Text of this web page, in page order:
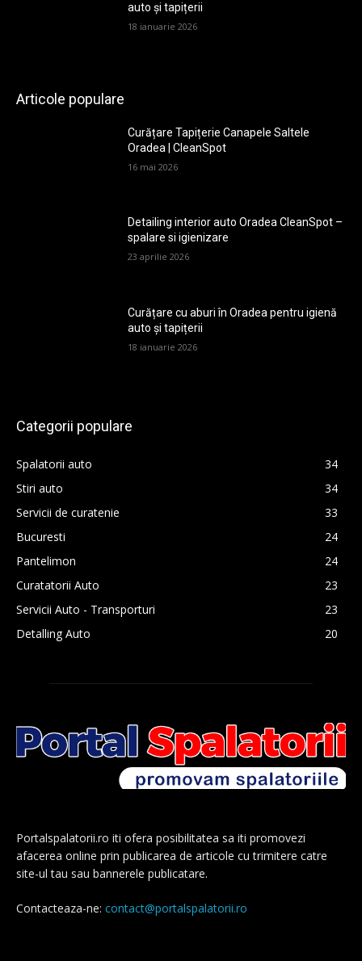
auto și tapițerii
18 ianuarie 2026
Articole populare
Curățare Tapițerie Canapele Saltele
Oradea | CleanSpot
16 mai 2026
Detailing interior auto Oradea CleanSpot –
spalare si igienizare
23 aprilie 2026
Curățare cu aburi în Oradea pentru igienă
auto și tapițerii
18 ianuarie 2026
Categorii populare
Spalatorii auto
34
Stiri auto
34
Servicii de curatenie
33
Bucuresti
24
Pantelimon
24
Curatatorii Auto
23
Servicii Auto - Transporturi
23
Detalling Auto
20
Portalspalatorii.ro iti ofera posibilitatea sa iti promovezi
afacerea online prin publicarea de articole cu trimitere catre
site-ul tau sau bannerele publicatare.
Contacteaza-ne: contact@portalspalatorii.ro